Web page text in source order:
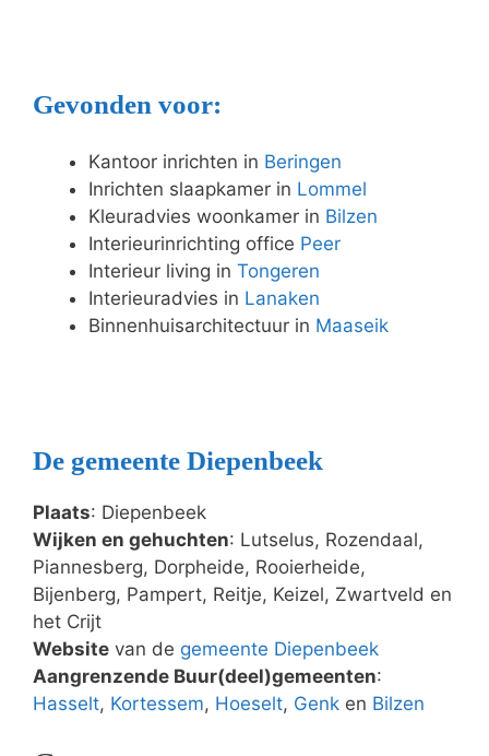
Gevonden voor:
Kantoor inrichten in Beringen
Inrichten slaapkamer in Lommel
Kleuradvies woonkamer in Bilzen
Interieurinrichting office Peer
Interieur living in Tongeren
Interieuradvies in Lanaken
Binnenhuisarchitectuur in Maaseik
De gemeente Diepenbeek
Plaats: Diepenbeek
Wijken en gehuchten: Lutselus, Rozendaal,
Piannesberg, Dorpheide, Rooierheide,
Bijenberg, Pampert, Reitje, Keizel, Zwartveld en
het Crijt
Website van de gemeente Diepenbeek
Aangrenzende Buur(deel)gemeenten:
Hasselt, Kortessem, Hoeselt, Genk en Bilzen